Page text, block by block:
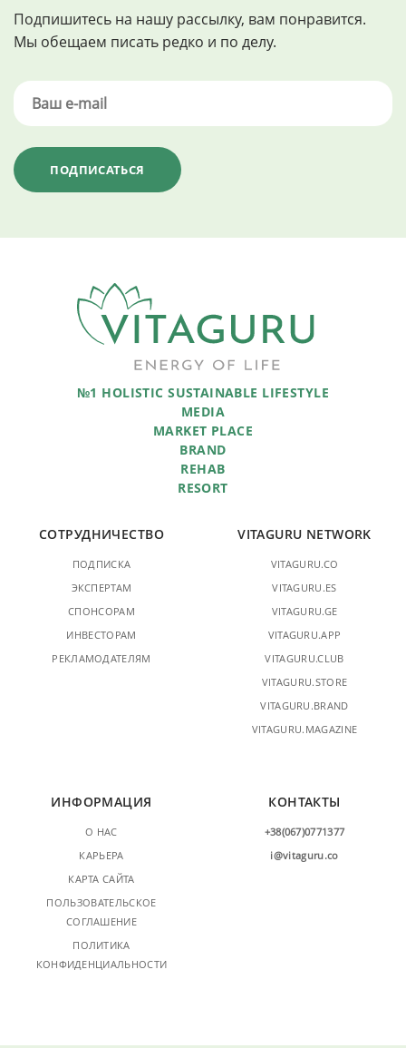
Подпишитесь на нашу рассылку, вам понравится.
Мы обещаем писать редко и по делу.
№1 HOLISTIC SUSTAINABLE LIFESTYLE
MEDIA
MARKET PLACE
BRAND
REHAB
RESORT
СОТРУДНИЧЕСТВО
ПОДПИСКА
ЭКСПЕРТАМ
СПОНСОРАМ
ИНВЕСТОРАМ
РЕКЛАМОДАТЕЛЯМ
VITAGURU NETWORK
VITAGURU.CO
VITAGURU.ES
VITAGURU.GE
VITAGURU.APP
VITAGURU.CLUB
VITAGURU.STORE
VITAGURU.BRAND
VITAGURU.MAGAZINE
ИНФОРМАЦИЯ
О НАС
КАРЬЕРА
КАРТА САЙТА
ПОЛЬЗОВАТЕЛЬСКОЕ
СОГЛАШЕНИЕ
ПОЛИТИКА
КОНФИДЕНЦИАЛЬНОСТИ
КОНТАКТЫ
+38(067)0771377
i@vitaguru.co